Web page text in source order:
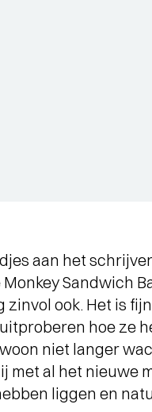
aan het
Sandwich
zinvol ook. Het is
hoe ze
niet langer
met al het nieuwe
liggen en